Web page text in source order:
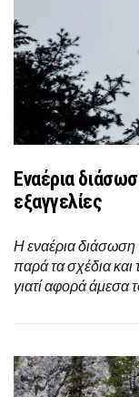
Εναέρια
εξαγγελίες
Η εναέρια
παρά τα σχέδια και
γιατί αφορά άμεσα